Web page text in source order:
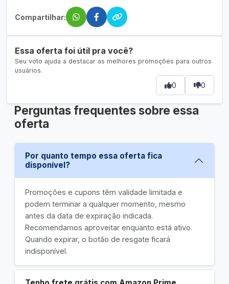
Compartilhar:
Essa oferta foi útil pra você?
Seu voto ajuda a destacar as melhores promoções para outros
usuários.
0 0
Perguntas frequentes sobre essa
oferta
Por quanto tempo essa oferta fica
disponível?
Promoções e cupons têm validade limitada e
podem terminar a qualquer momento, mesmo
antes da data de expiração indicada.
Recomendamos aproveitar enquanto está ativo.
Quando expirar, o botão de resgate ficará
indisponível.